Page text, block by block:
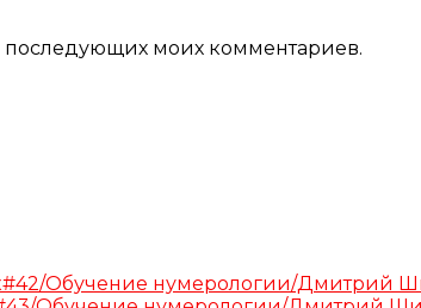
последующих моих комментариев.
Обучение нумерологии/Дмитрий